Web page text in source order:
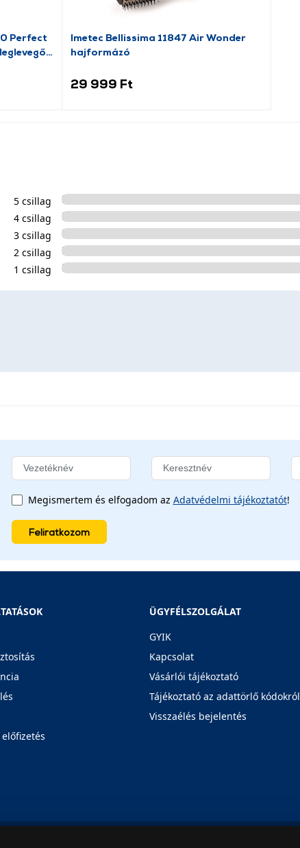
Perfect
Imetec Bellissima 11847 Air Wonder
hajformázó
29 999 Ft
5 csillag
4 csillag
3 csillag
2 csillag
1 csillag
Megismertem és elfogadom az Adatvédelmi tájékoztatót!
Feliratkozom
előfizetés
ÜGYFÉLSZOLGÁLAT
GYIK
Kapcsolat
Vásárlói tájékoztató
Tájékoztató az adattörlő kódokról
Visszaélés bejelentés